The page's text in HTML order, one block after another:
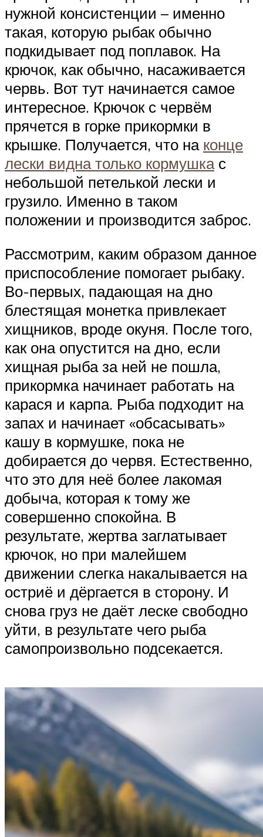
нужной консистенции – именно
такая, которую рыбак обычно
подкидывает под поплавок. На
крючок, как обычно, насаживается
червь. Вот тут начинается самое
интересное. Крючок с червём
прячется в горке прикормки в
крышке. Получается, что на конце
лески видна только кормушкас
небольшой петелькой лески и
грузило. Именно в таком
положении и производится заброс.
Рассмотрим, каким образом данное
приспособление помогает рыбаку.
Во-первых, падающая на дно
блестящая монетка привлекает
хищников, вроде окуня. После того,
как она опустится на дно, если
хищная рыба за ней не пошла,
прикормка начинает работать на
карася и карпа. Рыба подходит на
запах и начинает «обсасывать»
кашу в кормушке, пока не
добирается до червя. Естественно,
что это для неё более лакомая
добыча, которая к тому же
совершенно спокойна. В
результате, жертва заглатывает
крючок, но при малейшем
движении слегка накалывается на
остриё и дёргается в сторону. И
снова груз не даёт леске свободно
уйти, в результате чего рыба
самопроизвольно подсекается.